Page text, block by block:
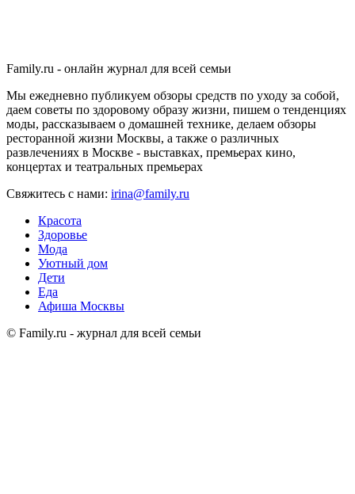
Family.ru - онлайн журнал для всей семьи
Мы ежедневно публикуем обзоры средств по уходу за собой,
даем советы по здоровому образу жизни, пишем о тенденциях
моды, рассказываем о домашней технике, делаем обзоры
ресторанной жизни Москвы, а также о различных
развлечениях в Москве - выставках, премьерах кино,
концертах и театральных премьерах
Свяжитесь с нами: irina@family.ru
Красота
Здоровье
Мода
Уютный дом
Дети
Еда
Афиша Москвы
© Family.ru - журнал для всей семьи